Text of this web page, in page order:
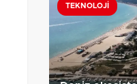
TEKNOLOJI